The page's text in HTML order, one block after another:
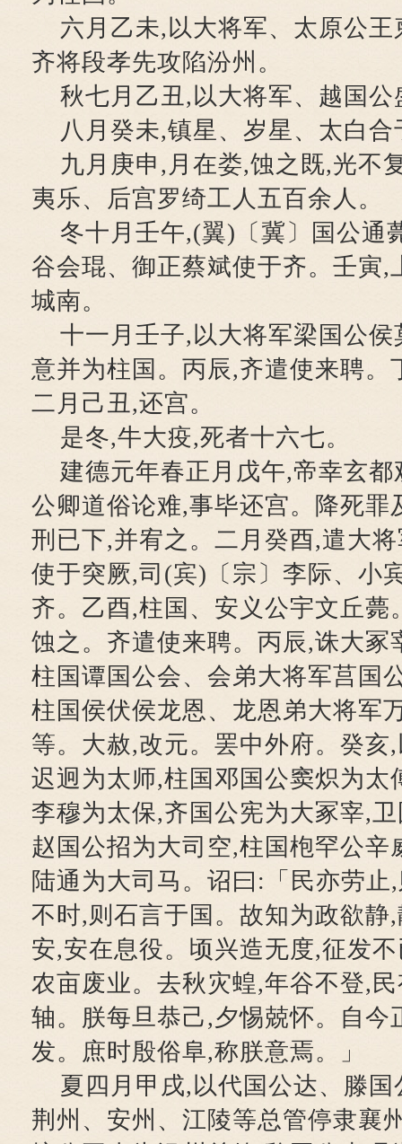
六月乙未,以大将军、太原公
齐将段孝先攻陷汾州。
秋七月乙丑,以大将军、越国公
八月癸未,镇星、岁星、太白合
九月庚申,月在娄,蚀之既,光不
夷乐、后宫罗绮工人五百余人。
冬十月壬午,(翼)〔冀〕国公通
谷会琨、御正蔡斌使于齐。壬寅,
城南。
十一月壬子,以大将军梁国公
意并为柱国。丙辰,齐遣使来聘。
二月己丑,还宫。
是冬,牛大疫,死者十六七。
建德元年春正月戊午,帝幸玄
公卿道俗论难,事毕还宫。降死罪
刑已下,并宥之。二月癸酉,遣大
使于突厥,司(宾)〔宗〕李际、小
齐。乙酉,柱国、安义公宇文丘薨
蚀之。齐遣使来聘。丙辰,诛大冢
柱国谭国公会、会弟大将军莒国
柱国侯伏侯龙恩、龙恩弟大将军
等。大赦,改元。罢中外府。癸亥
迟迥为太师,柱国邓国公窦炽为太
李穆为太保,齐国公宪为大冢宰,
赵国公招为大司空,柱国枹罕公辛
陆通为大司马。诏曰:「民亦劳止
不时,则石言于国。故知为政欲静
安,安在息役。顷兴造无度,征发
农亩废业。去秋灾蝗,年谷不登,
轴。朕每旦恭己,夕惕兢怀。自今
发。庶时殷俗阜,称朕意焉。」
夏四月甲戌,以代国公达、滕
荆州、安州、江陵等总管停隶襄